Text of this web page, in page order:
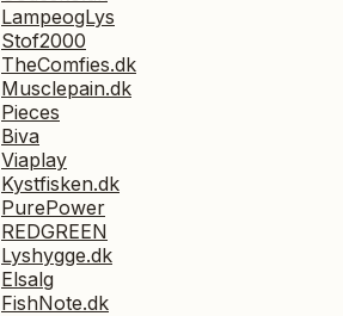
LampeogLys
Stof2000
TheComfies.dk
Musclepain.dk
Pieces
Biva
Viaplay
Kystfisken.dk
PurePower
REDGREEN
Lyshygge.dk
Elsalg
FishNote.dk